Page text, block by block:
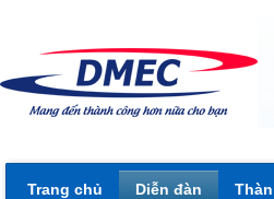
Trang chủ Diễn đàn